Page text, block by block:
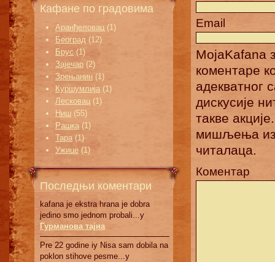
Кафане по градовима
Аранђеловац (1)
Београд (12)
Брус (1)
Зајечар (2)
Зрењанин (1)
Куршумлија (1)
Лесковац (1)
Ниш (55)
Рашка (1)
Тара (1)
Ужице (1)
Последњи коментари
kafana je ekstra hrana je dobra
jedino smo jednom probali...у
Гурманова тајна
Pre 22 godine iy Nisa sam dobila na
poklon stihove pesme...у
Email
MojaKafana
коментаре
адекватног
дискусије
такве
мишљења
читалаца.
Коментар